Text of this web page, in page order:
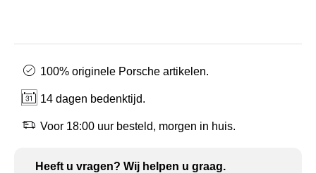
100% originele Porsche artikelen.
14 dagen bedenktijd.
Voor 18:00 uur besteld, morgen in huis.
Heeft u vragen? Wij helpen u graag.